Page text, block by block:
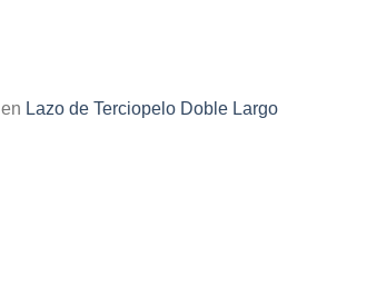
en Lazo de Terciopelo Doble Largo